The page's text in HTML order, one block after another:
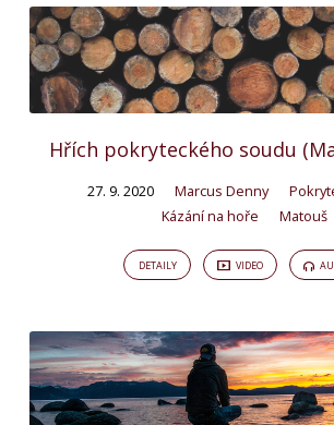
Hřích pokryteckého soudu
27. 9. 2020 Marcus Denny
Kázání na hoře
Matouš
DETAILY VIDEO